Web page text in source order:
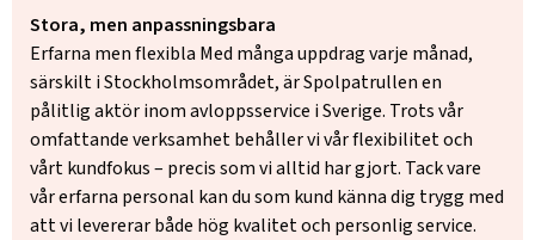
Stora, men anpassningsbara
Erfarna men flexibla Med många uppdrag varje månad,
särskilt i Stockholmsområdet, är Spolpatrullen en
pålitlig aktör inom avloppsservice i Sverige. Trots vår
omfattande verksamhet behåller vi vår flexibilitet och
vårt kundfokus – precis som vi alltid har gjort. Tack vare
vår erfarna personal kan du som kund känna dig trygg med
att vi levererar både hög kvalitet och personlig service.